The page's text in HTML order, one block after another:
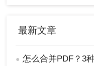
最新文章
● 怎么合并PDF？3